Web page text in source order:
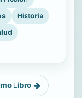
Historia
Libro